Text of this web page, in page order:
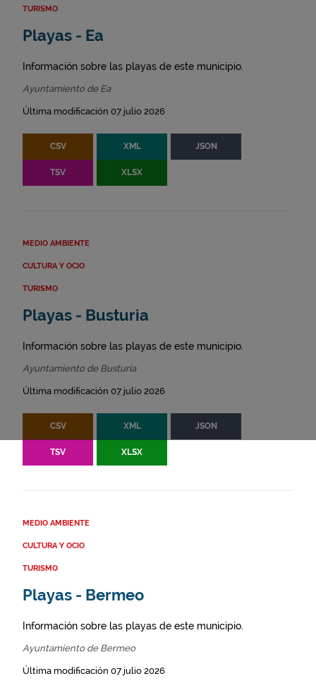
TURISMO
Playas - Ea
Información sobre las playas de este municipio.
Ayuntamiento de Ea
Última modificación 07 julio 2026
CSV XML JSON
TSV XLSX
MEDIO AMBIENTE
CULTURA Y OCIO
TURISMO
Playas - Busturia
Información sobre las playas de este municipio.
Ayuntamiento de Busturia
Última modificación 07 julio 2026
CSV XML JSON
TSV XLSX
MEDIO AMBIENTE
CULTURA Y OCIO
TURISMO
Playas - Bermeo
Información sobre las playas de este municipio.
Ayuntamiento de Bermeo
Última modificación 07 julio 2026